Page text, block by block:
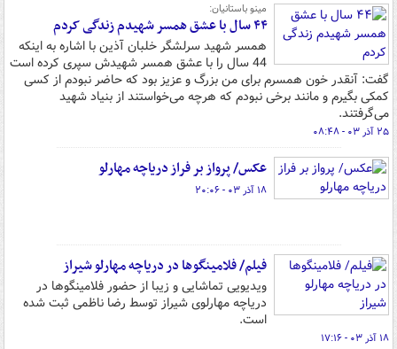
مینو باستانیان:
۴۴ سال با عشق همسر شهیدم زندگی کردم
همسر شهید سرلشگر خلبان آذین با اشاره به اینکه
44 سال را با عشق همسر شهیدش سپری کرده است
گفت: آنقدر خون همسرم برای من بزرگ و عزیز بود که حاضر نبودم از کسی
کمکی بگیرم و مانند برخی نبودم که هرچه می‌خواستند از بنیاد شهید
می‌گرفتند.
۲۵ آذر ۰۳ - ۰۸:۴۸
عکس/ پرواز بر فراز دریاچه مهارلو
۱۸ آذر ۰۳ - ۲۰:۰۶
فیلم/ فلامینگوها در دریاچه‌ مهارلو شیراز
ویدیویی تماشایی و زیبا از حضور فلامینگوها در
دریاچه مهارلوی شیراز توسط رضا ناظمی ثبت شده
است.
۱۸ آذر ۰۳ - ۱۷:۱۶